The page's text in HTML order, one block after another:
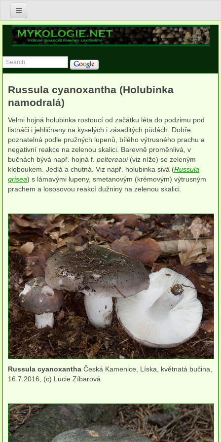
Úvod
Znalecké posudky v oboru mykologie
Postupy asanace biotického napadení v budovách
Výzkum a konzultace v ekologii, biodiverzitě a ochraně hub
Lektorství
Publikace
Anna Lepšová
Lucie Zíbarová
Houby (Fotogalerie)
podle typu plodnic
Apothecia
na dřevě
mykorhizni
terestrické saprotrofní
fungikolní
šišky, plody, květy
lichenizované
muscikolni
Russula cyanoxantha (Holubinka
namodralá)
Velmi hojná holubinka rostoucí od začátku léta do podzimu pod
listnáči i jehličnany na kyselých i zásaditých půdách. Dobře
poznatelná podle pružných lupenů, bílého výtrusného prachu a
negativní reakce na zelenou skalici. Barevně proměnlivá, v
bučnách bývá např. hojná f. peltereaui(viz níže) se zeleným
kloboukem. Jedlá a chutná. Viz např. holubinka sivá (Russula
grisea) s lámavými lupeny, smetanovým (krémovým) výtrusným
prachem a lososovou reakcí dužniny na zelenou skalici.
Russula cyanoxantha Česká Kamenice, Líska, květnatá bučina,
16.7.2016, (c) Lucie Zíbarová